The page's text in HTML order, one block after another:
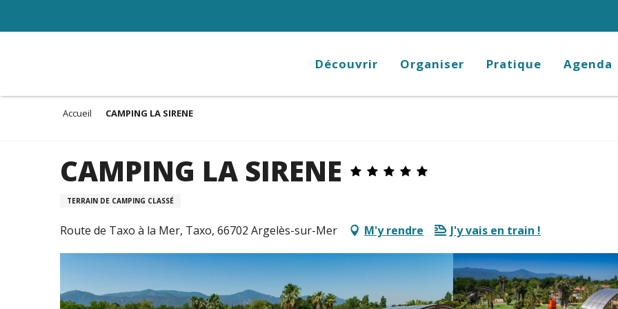
Découvrir Organiser Pratique Agenda
Accueil CAMPING LA SIRENE
CAMPING LA SIRENE
TERRAIN DE CAMPING CLASSÉ
Route de Taxo à la Mer, Taxo, 66702 Argelès-sur-Mer M'y rendre J'y vais en train !